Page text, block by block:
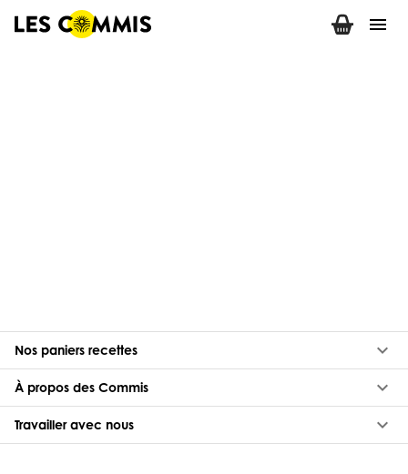
menu
Nos paniers recettes keyboard_arrow_down
À propos des Commis keyboard_arrow_down
Travailler avec nous keyboard_arrow_down